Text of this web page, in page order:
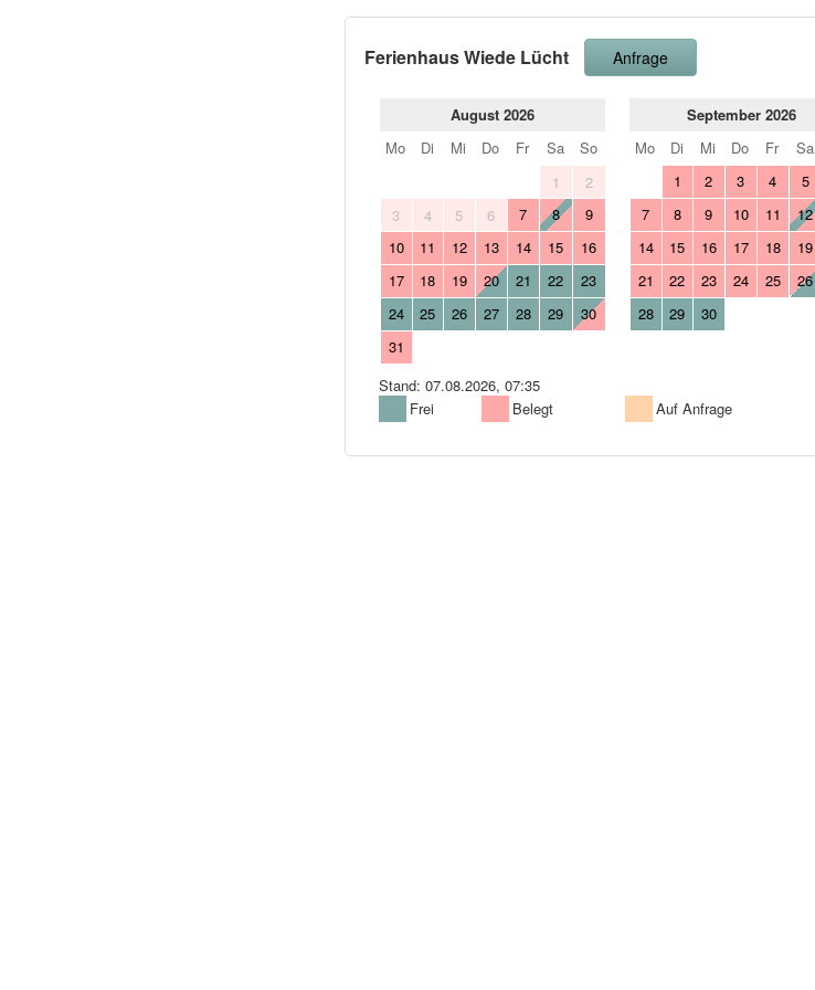
Ferienhaus Wiede Lücht Anfrage
August 2026
Mo
Di Mi Do Fr Sa
So
1
2
3
4 5 6 7 8
9
10
11 12 13 14 15
16
17
18 19 20 21 22
23
24
25 26 27 28 29
30
31
September 2026
Mo
Di Mi Do Fr Sa
1
2 3 4 5
7
8 9 10 11 12
14
15 16 17 18 19
21
22 23 24 25 26
28
29 30
Stand: 07.08.2026, 07:35
Frei
Belegt Auf Anfrage